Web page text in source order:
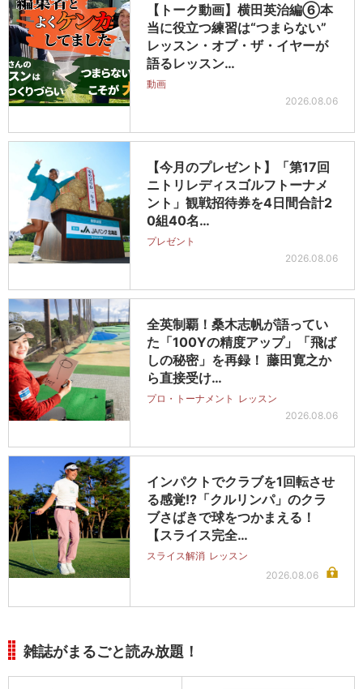
【トーク動画】横田英治編⑥本
当に役立つ練習は“つまらない”
レッスン・オブ・ザ・イヤーが
語るレッスン…
動画
2026.08.06
【今月のプレゼント】「第17回
ニトリレディスゴルフトーナメ
ント」観戦招待券を4日間合計2
0組40名…
プレゼント
2026.08.06
全英制覇！桑木志帆が語ってい
た「100Yの精度アップ」「飛ば
しの秘密」を再録！ 藤田寛之か
ら直接受け…
プロ・トーナメント レッスン
2026.08.06
インパクトでクラブを1回転させ
る感覚!?「クルリンパ」のクラ
ブさばきで球をつかまえる！
【スライス完全…
スライス解消 レッスン
2026.08.06
雑誌がまるごと読み放題！